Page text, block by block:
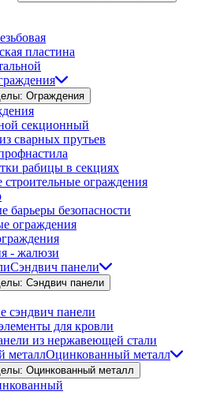
пластина
Ограждения
секционный
сварных прутьев
рабицы в секциях
ограждения
барьеры безопасности
ограждения
- жалюзи
Сэндвич панели
Сэндвич панели
сэндвич панели
для кровли
из нержавеющей стали
Оцинкованный металл
Оцинкованный металл